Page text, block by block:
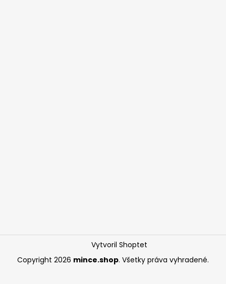
Vytvoril Shoptet
Copyright 2026 mince.shop. Všetky práva vyhradené.